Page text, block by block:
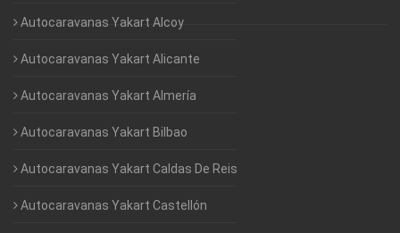
Autocaravanas Yakart Alcoy
Autocaravanas Yakart Alicante
Autocaravanas Yakart Almería
Autocaravanas Yakart Bilbao
Autocaravanas Yakart Caldas De Reis
Autocaravanas Yakart Castellón